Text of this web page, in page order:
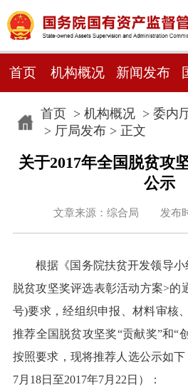
首页 机构概况 新闻发布
首页> 机构概况> 委内
> 厅局发布> 正文
关于2017年全国脱贫攻
公示
文章来源：综合局 发布时
根据《国务院扶贫开发领导小
脱贫攻坚奖评选表彰活动方案>的
号)要求，经组织申报、材料审核
推荐全国脱贫攻坚奖“贡献奖”和“
按照要求，现将推荐人选公示如
7月18日至2017年7月22日）：